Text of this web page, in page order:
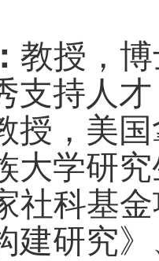
教授，
支持人
授，美
大学研
社科基
建研究